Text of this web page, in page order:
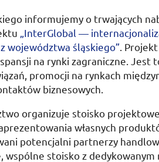
informujemy o trwających
InterGlobal —
województwa śląskiego” .
na rynki zagraniczne. Jest
promocji na rynkach
biznesowych.
organizuje stoisko
własnych
potencjalni partnerzy
wspólne stoisko z dedykowanym